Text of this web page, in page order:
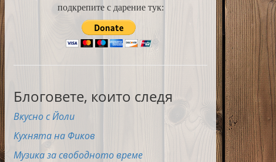
подкрепите с дарение тук:
Блоговете, които следя
Вкусно с Йоли
Кухнята на Фиков
Музика за свободното време